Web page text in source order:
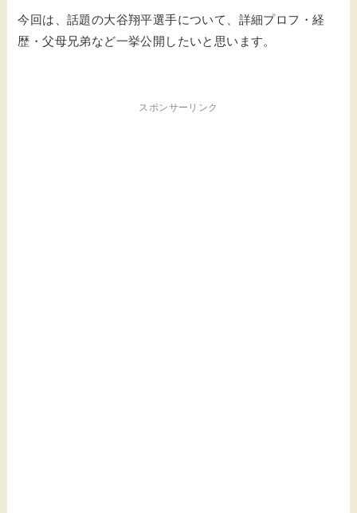
今回は、話題の大谷翔平選手について、詳細プロフ・経
歴・父母兄弟など一挙公開したいと思います。
スポンサーリンク